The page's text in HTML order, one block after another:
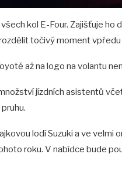
kol E-Four. Zajišťuje
točivý moment
až na logo na volantu
jízdních asistentů
lodí Suzuki a ve velmi
roku. V nabídce bude